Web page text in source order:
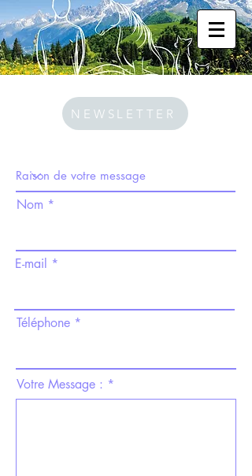
NEWSLETTER
Nom
E-mail
Téléphone
Votre Message :